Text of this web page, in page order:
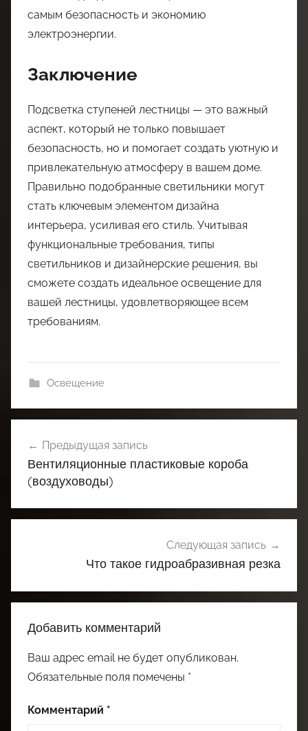
самым безопасность и экономию
электроэнергии.
Заключение
Подсветка ступеней лестницы — это важный
аспект, который не только повышает
безопасность, но и помогает создать уютную и
привлекательную атмосферу в вашем доме.
Правильно подобранные светильники могут
стать ключевым элементом дизайна
интерьера, усиливая его стиль. Учитывая
функциональные требования, типы
светильников и дизайнерские решения, вы
сможете создать идеальное освещение для
вашей лестницы, удовлетворяющее всем
требованиям.
Освещение
по
записям
Предыдущая запись
Вентиляционные пластиковые короба
(воздуховоды)
Следующая запись
Что такое гидроабразивная резка
Добавить комментарий
Ваш адрес email не будет опубликован.
Обязательные поля помечены *
Комментарий *